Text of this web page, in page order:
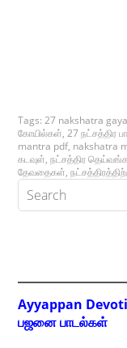
Tags:27 nakshatra
கோயில்கள்,27 நட்சத்திர
mantra pdf, nakshatra
கடவுள்,நட்சத்திர
தேவதைகள்,
Ayyappan
பஜனை பாடல்கள்